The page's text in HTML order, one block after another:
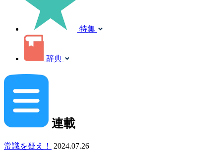
特集
辞典
連載
常識を疑え！ 2024.07.26